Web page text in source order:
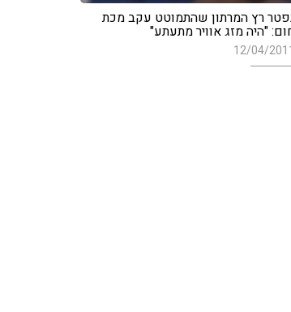
רץ המרתון שהתמוטט עקב מכת
"היה מזג אוויר מתעתע"
12/04/